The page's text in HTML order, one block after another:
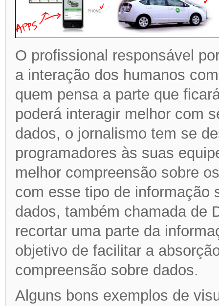
O profissional responsável
a interação dos humanos
quem pensa a parte que
poderá interagir melhor com
dados, o jornalismo tem se
programadores às suas
melhor compreensão sobre
com esse tipo de informação
dados, também chamada de
recortar uma parte da
objetivo de facilitar a
compreensão sobre dados.
Alguns bons exemplos de